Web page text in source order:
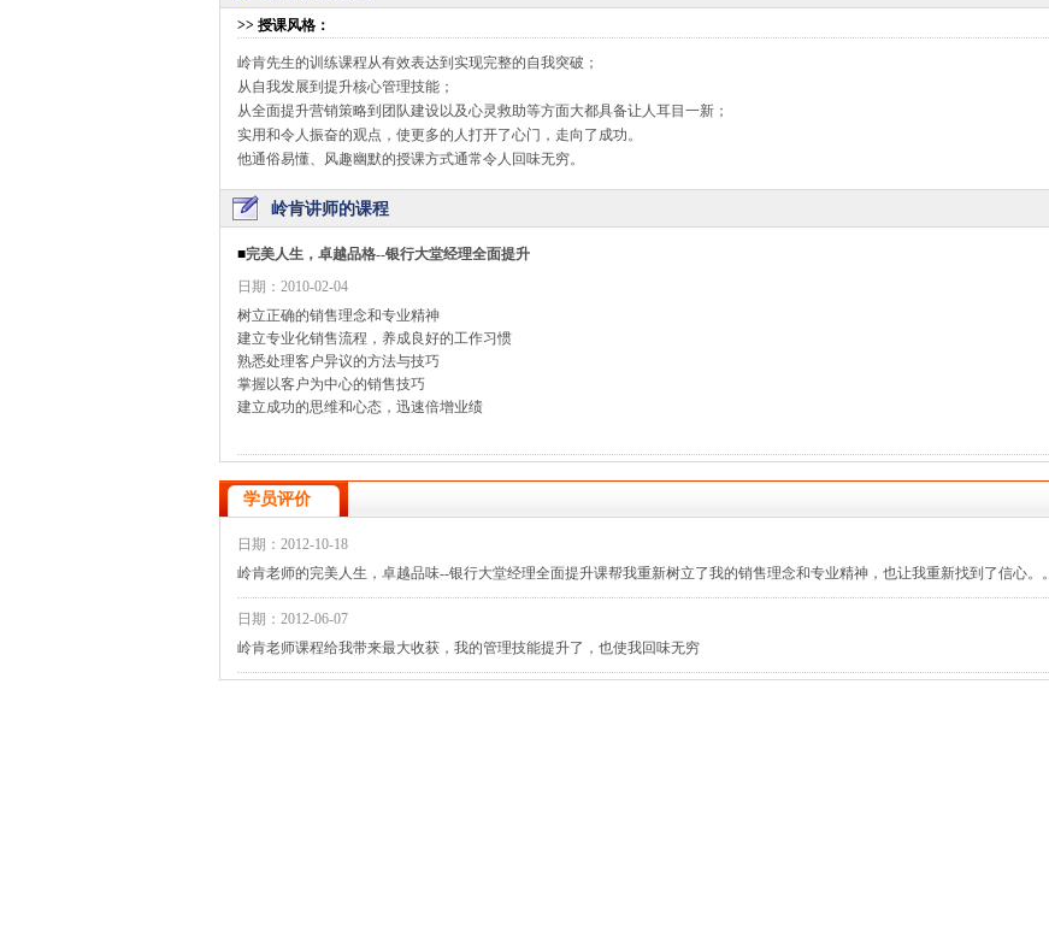
>> 授课风格 ：
岭肯先生的训练课程从有效表达到实现完整的自我突破；
从自我发展到提升核心管理技能；
从全面提升营销策略到团队建设以及心灵救助等方面大都具备让人耳目一新；
实用和令人振奋的观点，使更多的人打开了心门，走向了成功。
他通俗易懂、风趣幽默的授课方式通常令人回味无穷。
岭肯讲师的课程
■完美人生，卓越品格--银行大堂经理全面提升
日期：2010-02-04
树立正确的销售理念和专业精神
建立专业化销售流程，养成良好的工作习惯
熟悉处理客户异议的方法与技巧
掌握以客户为中心的销售技巧
建立成功的思维和心态，迅速倍增业绩
学员评价
日期：2012-10-18
岭肯老师的完美人生，卓越品味--银行大堂经理全面提升课帮我重新树立了我的销售理念和专业精神，也让我重新找到了信心。。
日期：2012-06-07
岭肯老师课程给我带来最大收获，我的管理技能提升了，也使我回味无穷